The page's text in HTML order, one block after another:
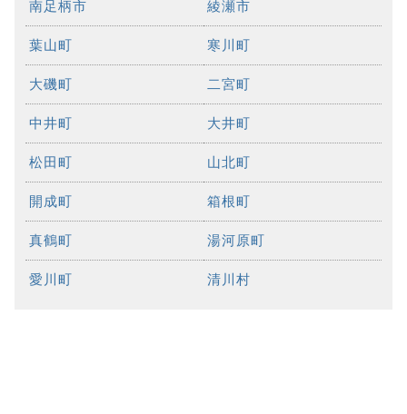
南足柄市 綾瀬市
葉山町 寒川町
大磯町 二宮町
中井町 大井町
松田町 山北町
開成町 箱根町
真鶴町 湯河原町
愛川町 清川村